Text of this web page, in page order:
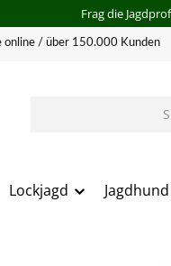
Frag die
online / über 150.000 Kunden
Lockjagd Jagdhund